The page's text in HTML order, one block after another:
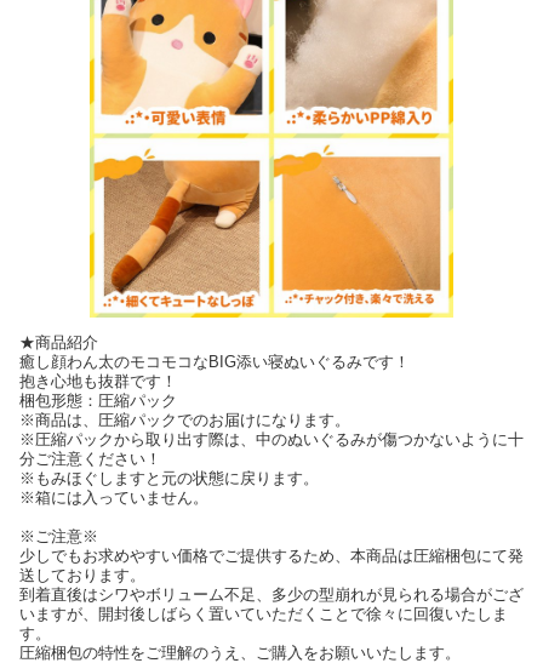
★商品紹介
癒し顔わん太のモコモコなBIG添い寝ぬいぐるみです！
抱き心地も抜群です！
梱包形態：圧縮パック
※商品は、圧縮パックでのお届けになります。
※圧縮パックから取り出す際は、中のぬいぐるみが傷つかないように十
分ご注意ください！
※もみほぐしますと元の状態に戻ります。
※箱には入っていません。
※ご注意※
少しでもお求めやすい価格でご提供するため、本商品は圧縮梱包にて発
送しております。
到着直後はシワやボリューム不足、多少の型崩れが見られる場合がござ
いますが、開封後しばらく置いていただくことで徐々に回復いたしま
す。
圧縮梱包の特性をご理解のうえ、ご購入をお願いいたします。